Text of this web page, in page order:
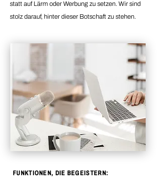
statt auf Lärm oder Werbung zu setzen. Wir sind
stolz darauf, hinter dieser Botschaft zu stehen.
FUNKTIONEN, DIE BEGEISTERN: